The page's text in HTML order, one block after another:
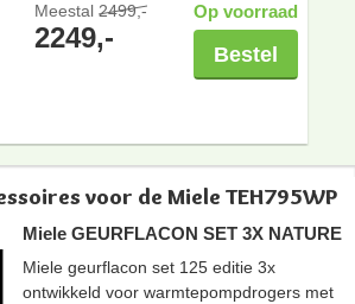
Meestal 2499,-
2249,-
Op voorraad
Bestel
voor de Miele TEH795WP
Miele GEURFLACON SET 3X NATURE
Miele geurflacon set 125 editie 3x
ontwikkeld voor warmtepompdrogers met